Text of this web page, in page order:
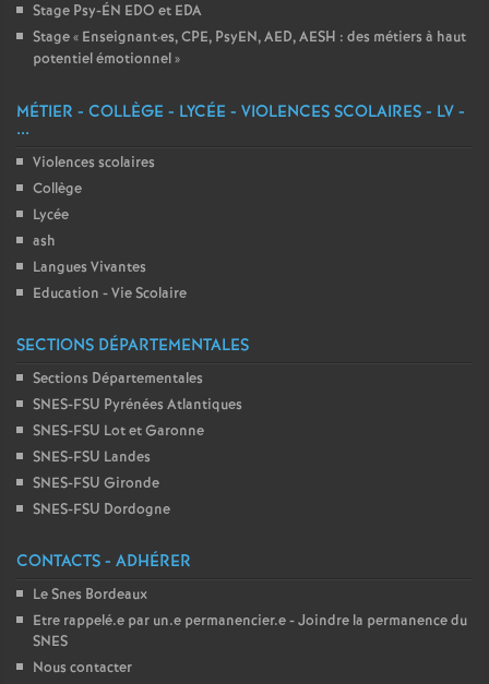
Stage Psy-ÉN EDO et EDA
Stage « Enseignant·es, CPE, PsyEN, AED, AESH : des métiers à haut
potentiel émotionnel»
MÉTIER - COLLÈGE - LYCÉE - VIOLENCES SCOLAIRES - LV -
...
Violences scolaires
Collège
Lycée
ash
Langues Vivantes
Education - Vie Scolaire
SECTIONS DÉPARTEMENTALES
Sections Départementales
SNES-FSU Pyrénées Atlantiques
SNES-FSU Lot et Garonne
SNES-FSU Landes
SNES-FSU Gironde
SNES-FSU Dordogne
CONTACTS - ADHÉRER
Le Snes Bordeaux
Etre rappelé.e par un.e permanencier.e - Joindre la permanence du
SNES
Nous contacter